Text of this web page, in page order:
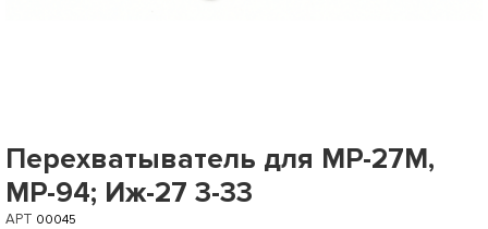
Перехватыватель для MP-27M,
MP-94; Иж-27 3-33
АРТ 00045